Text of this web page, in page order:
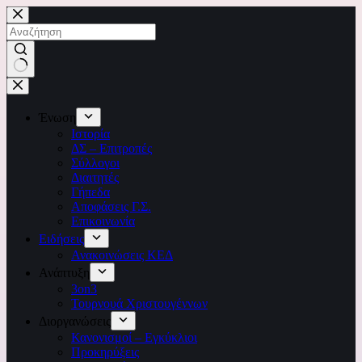
Μετάβαση
στο
περιεχόμενο
No
results
Ένωση
Ιστορία
ΔΣ – Επιτροπές
Σύλλογοι
Διαιτητές
Γήπεδα
Αποφάσεις Γ.Σ.
Επικοινωνία
Ειδήσεις
Ανακοινώσεις ΚΕΔ
Ανάπτυξη
3on3
Τουρνουά Χριστουγέννων
Διοργανώσεις
Κανονισμοί – Εγκύκλιοι
Προκηρύξεις